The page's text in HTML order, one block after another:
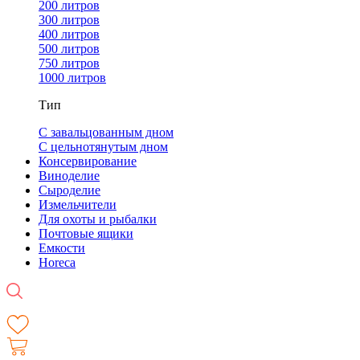
200 литров
300 литров
400 литров
500 литров
750 литров
1000 литров
Тип
С завальцованным дном
С цельнотянутым дном
Консервирование
Виноделие
Сыроделие
Измельчители
Для охоты и рыбалки
Почтовые ящики
Емкости
Horeca